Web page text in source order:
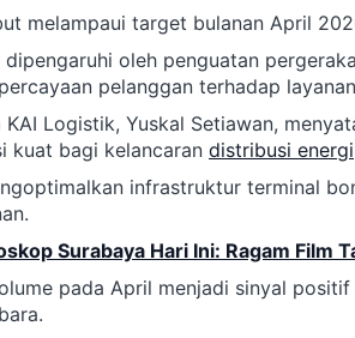
melampaui target bulanan April
dipengaruhi oleh penguatan
pelanggan terhadap
Logistik, Yuskal Setiawan,
kuat bagi kelancaran distribusi energi
infrastruktur terminal
Surabaya Hari Ini: Ragam Film
pada April menjadi sinyal